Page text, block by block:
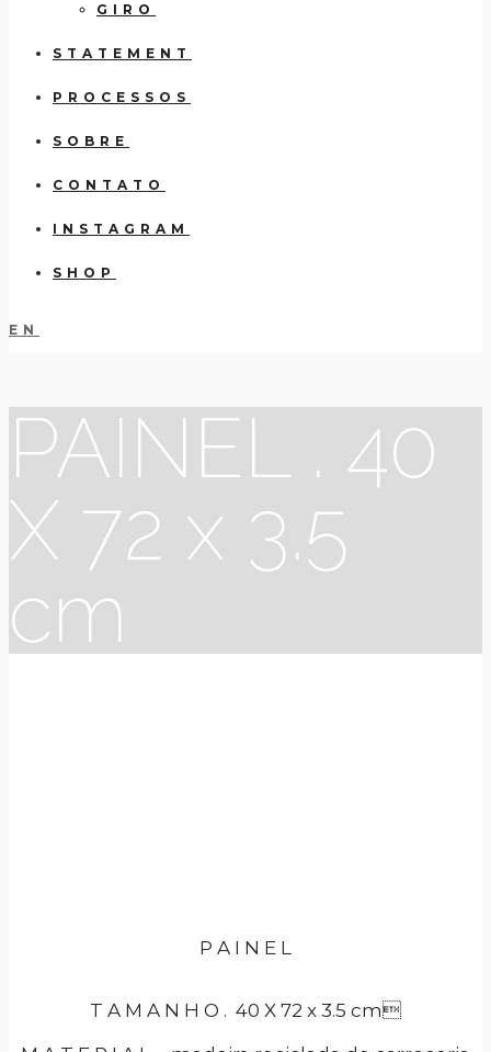
GIRO
STATEMENT
PROCESSOS
SOBRE
CONTATO
INSTAGRAM
SHOP
EN
PAINEL . 40
X 72 x 3.5
cm
P A I N E L
T A M A N H O . 40 X 72 x 3.5 cm